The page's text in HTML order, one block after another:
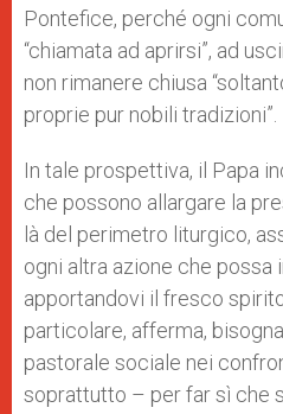
Pontefice, perché ogni
“chiamata ad aprirsi”, ad
non rimanere chiusa
proprie pur nobili tradizioni”.
In tale prospettiva, il Papa
che possono allargare la
là del perimetro liturgico,
ogni altra azione che possa
apportandovi il fresco
particolare, afferma,
pastorale sociale nei
soprattutto – per far sì che